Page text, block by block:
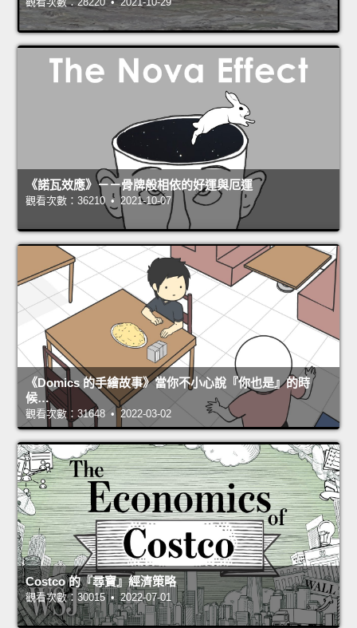
《諾瓦效應》－－骨牌般相依的好運與厄運
觀看次數：36210 • 2021-10-07
《Domics 的手繪故事》當你不小心說『你也是』的時
候…
觀看次數：31648 • 2022-03-02
Costco 的『尋寶』經濟策略
觀看次數：30015 • 2022-07-01